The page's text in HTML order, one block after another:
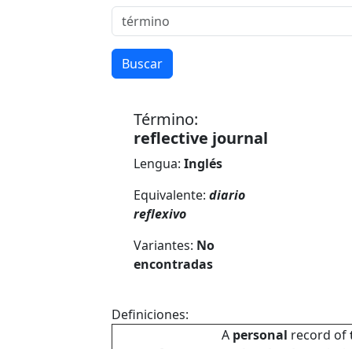
Buscar
Término:
reflective journal
Lengua: Inglés
Equivalente: diario
reflexivo
Variantes: No
encontradas
Definiciones:
A personal record of